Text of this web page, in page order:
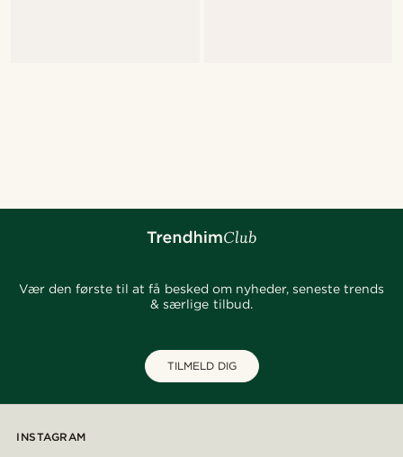
Vær den første til at få besked om nyheder, seneste trends
& særlige tilbud.
TILMELD DIG
INSTAGRAM